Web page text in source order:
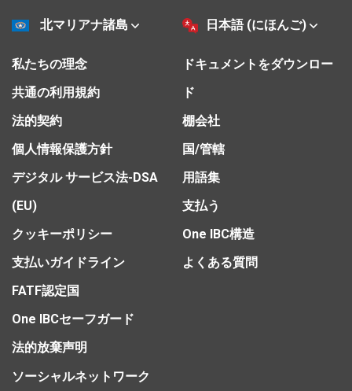
北マリアナ諸島 日本語 (にほんご)
私たちの理念
共通の利用規約
法的契約
個人情報保護方針
デジタル サービス法-DSA
(EU)
クッキーポリシー
支払いガイドライン
FATF認定国
One IBCセーフガード
法的放棄声明
ドキュメントをダウンロー
ド
棚会社
国/管轄
用語集
支払う
One IBC構造
よくある質問
ソーシャルネットワーク